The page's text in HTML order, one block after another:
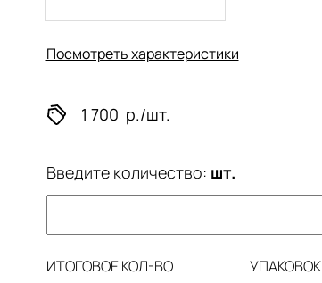
Посмотреть характеристики
1 700 р./шт.
Введите количество: шт.
ИТОГОВОЕ КОЛ-ВО
УПАКОВОК